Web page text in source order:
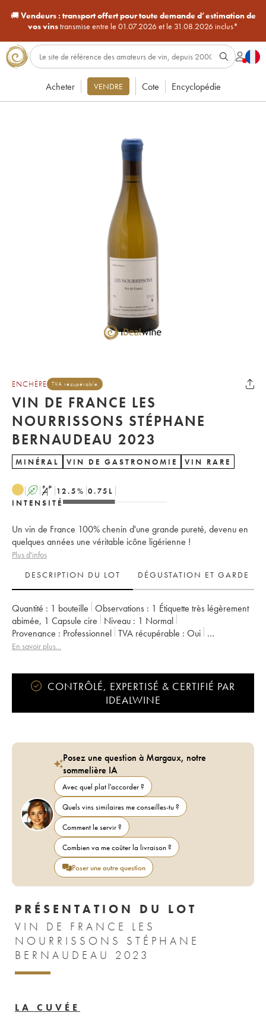
🚚Vendeurs : transport offert pour toute demande d’estimation de
vos vinstransmise entre le 01.07.2026 et le 31.08.2026 inclus*
Acheter VENDRE Cote Encyclopédie
ENCHÈRE TVA récupérable
VIN DE FRANCE LES
NOURRISSONS STÉPHANE
BERNAUDEAU 2023
MINÉRAL VIN DE GASTRONOMIE VIN RARE
A S 12.5% 0.75 L
INTENSITÉ
Un vin de France 100% chenin d'une grande pureté, devenu en
quelques années une véritable icône ligérienne !
Plus d'infos
DESCRIPTION DU LOT
DÉGUSTATION ET GARDE
Quantité : 1 bouteille Observations : 1 Étiquette très légèrement
abimée, 1 Capsule cire Niveau : 1 Normal
Provenance :
professionnel TVA récupérable :
oui
Région :
Vallée de la Loire
En savoir plus...
CONTRÔLÉ, EXPERTISÉ & CERTIFIÉ PAR
IDEALWINE
Posez une question à Margaux, notre
sommelière IA
Avec quel plat l'accorder ?
Quels vins similaires me conseilles-tu ?
Comment le servir ?
Combien va me coûter la livraison ?
Poser une autre question
PRÉSENTATION DU LOT
VIN DE FRANCE LES
NOURRISSONS STÉPHANE
BERNAUDEAU 2023
LA CUVÉE